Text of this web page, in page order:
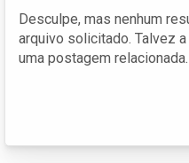
Desculpe, mas nenhum
arquivo solicitado. Talvez
uma postagem relacionada.